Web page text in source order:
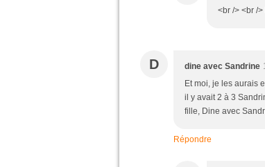
<br /> <br /
D dine avec Sandrine
Et moi, je les aurais
il y avait 2 à 3
fille, Dine avec
Répondre